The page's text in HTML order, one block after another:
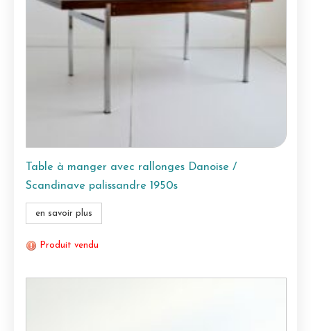
Table à manger avec rallonges Danoise /
Scandinave palissandre 1950s
en savoir plus
Produit vendu